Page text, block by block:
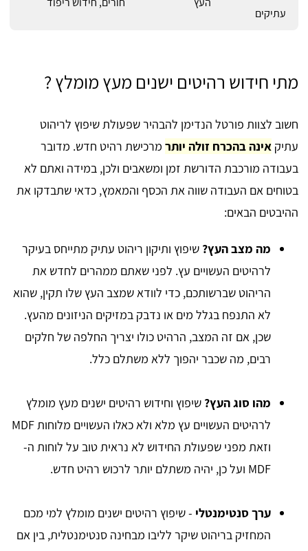
עתיקים
מתי חידוש רהיטים ישנים מעץ מומלץ ?
חשוב לצוות פורטל הנדימן להבהיר שפעולת שיפוץ לריהוט
עתיק אינה בהכרח זולה יותר מרכישת רהיט חדש. מדובר
בעבודה מורכבת הדורשת זמן ומשאבים ולכן, במידה ואתם לא
בטוחים אם העבודה שווה את הכסף והמאמץ, כדאי שתבדקו את
ההיבטים הבאים:
מה מצב העץ? שיפוץ ותיקון ריהוט עתיק מתייחס בעיקר
לרהיטים העשויים עץ. לפני שאתם ממהרים לחדש את
הריהוט שברשותכם, כדי לוודא שמצב העץ שלו תקין, שהוא
לא התנפח בגלל מים או נדבק במזיקים הניזונים מהעץ.
שכן, אם זה המצב, הרהיט כולו יצריך החלפה של חלקים
רבים, מה שכבר יהפוך ללא משתלם כלל.
מהו סוג העץ? שיפוץ וחידוש רהיטים ישנים מעץ מומלץ
לרהיטים העשויים עץ מלא ולא כאלו העשויים מלוחות MDF
וזאת מפני שפעולת החידוש לא נראית טוב על לוחות ה-
MDF ועל כן, יהיה משתלם יותר לרכוש רהיט חדש.
ערך סנטימנטלי - שיפוץ רהיטים ישנים מומלץ למי מכם
המחזיק בריהוט שיקר לליבו מבחינה סנטימנטלית, בין אם